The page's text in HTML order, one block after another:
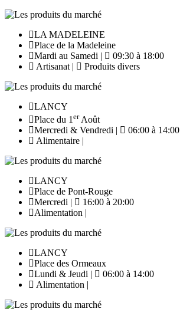
LA MADELEINE
Place de la Madeleine
Mardi au Samedi |
09:30 à 18:00
Artisanat |
Produits divers
LANCY
Place du 1 erAoût
Mercredi & Vendredi |
06:00 à 14:00
Alimentaire |
LANCY
Place de Pont-Rouge
Mercredi |
16:00 à 20:00
Alimentation |
LANCY
Place des Ormeaux
Lundi & Jeudi |
06:00 à 14:00
Alimentation |